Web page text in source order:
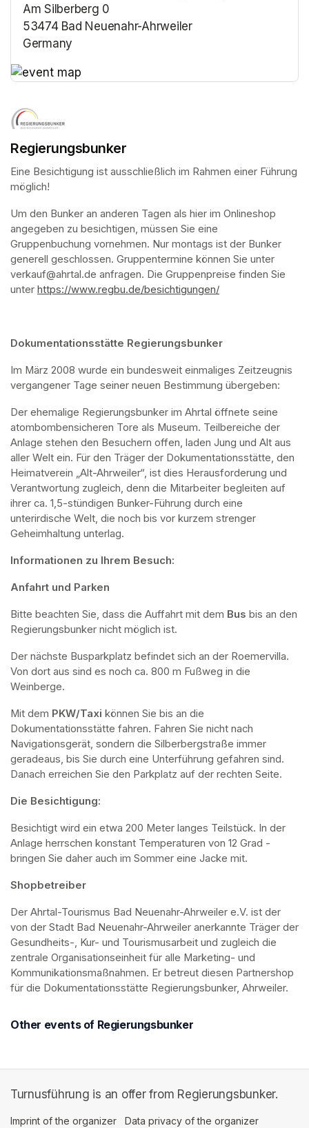
Am Silberberg 0
53474 Bad Neuenahr-Ahrweiler
Germany
Regierungsbunker
Eine Besichtigung ist ausschließlich im Rahmen einer Führung
möglich!
Um den Bunker an anderen Tagen als hier im Onlineshop
angegeben zu besichtigen, müssen Sie eine
Gruppenbuchung vornehmen. Nur montags ist der Bunker
generell geschlossen. Gruppentermine können Sie unter
verkauf@ahrtal.de anfragen. Die Gruppenpreise finden Sie
unter https://www.regbu.de/besichtigungen/
Dokumentationsstätte Regierungsbunker
Im März 2008 wurde ein bundesweit einmaliges Zeitzeugnis
vergangener Tage seiner neuen Bestimmung übergeben:
Der ehemalige Regierungsbunker im Ahrtal öffnete seine
atombombensicheren Tore als Museum. Teilbereiche der
Anlage stehen den Besuchern offen, laden Jung und Alt aus
aller Welt ein. Für den Träger der Dokumentationsstätte, den
Heimatverein „Alt-Ahrweiler“, ist dies Herausforderung und
Verantwortung zugleich, denn die Mitarbeiter begleiten auf
ihrer ca. 1,5-stündigen Bunker-Führung durch eine
unterirdische Welt, die noch bis vor kurzem strenger
Geheimhaltung unterlag.
Informationen zu Ihrem Besuch:
Anfahrt und Parken
Bitte beachten Sie, dass die Auffahrt mit dem Bus bis an den
Regierungsbunker nicht möglich ist.
Der nächste Busparkplatz befindet sich an der Roemervilla.
Von dort aus sind es noch ca. 800 m Fußweg in die
Weinberge.
Mit dem PKW/Taxi können Sie bis an die
Dokumentationsstätte fahren. Fahren Sie nicht nach
Navigationsgerät, sondern die Silberbergstraße immer
geradeaus, bis Sie durch eine Unterführung gefahren sind.
Danach erreichen Sie den Parkplatz auf der rechten Seite.
Die Besichtigung:
Besichtigt wird ein etwa 200 Meter langes Teilstück. In der
Anlage herrschen konstant Temperaturen von 12 Grad -
bringen Sie daher auch im Sommer eine Jacke mit.
Shopbetreiber
Der Ahrtal-Tourismus Bad Neuenahr-Ahrweiler e.V. ist der
von der Stadt Bad Neuenahr-Ahrweiler anerkannte Träger der
Gesundheits-, Kur- und Tourismusarbeit und zugleich die
zentrale Organisationseinheit für alle Marketing- und
Kommunikationsmaßnahmen. Er betreut diesen Partnershop
für die Dokumentationsstätte Regierungsbunker, Ahrweiler.
Other events of Regierungsbunker
Turnusführung is an offer from Regierungsbunker.
Imprint of the organizer (opens in a new tab)
Data privacy of the organizer